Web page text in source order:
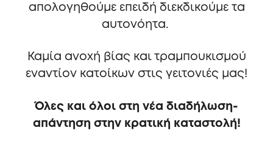
απολογηθούμε επειδή διεκδικούμε τα
αυτονόητα.
Καμία ανοχή βίας και τραμπουκισμού
εναντίον κατοίκων στις γειτονιές μας!
Όλες και όλοι στη νέα διαδήλωση-
απάντηση στην κρατική καταστολή!